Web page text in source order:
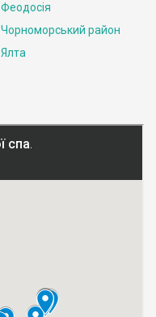
Феодосія
Чорноморський район
Ялта